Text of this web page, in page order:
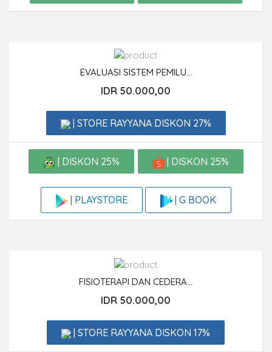
EVALUASI SISTEM PEMILU...
IDR 50.000,00
| STORE RAYYANA DISKON 27%
| DISKON 25% | DISKON 25%
| PLAYSTORE | G BOOK
FISIOTERAPI DAN CEDERA...
IDR 50.000,00
| STORE RAYYANA DISKON 17%